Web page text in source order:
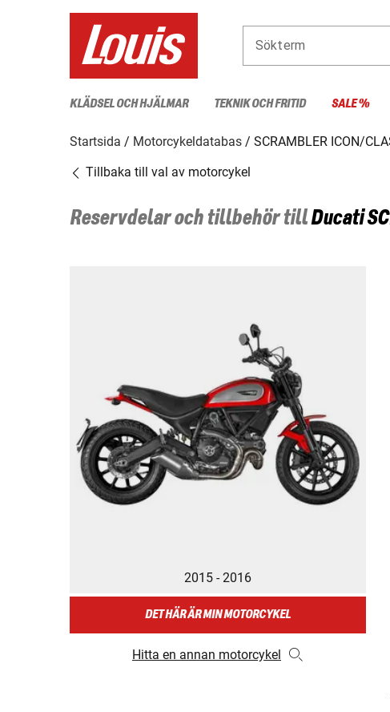
Sökterm
KLÄDSEL OCH HJÄLMAR TEKNIK OCH FRITID SALE %
Startsida Motorcykeldatabas
SCRAMBLER ICON/
Tillbaka till val av motorcykel
Reservdelar och tillbehör tillDucati
2015 - 2016
DET HÄR ÄR MIN MOTORCYKEL
Hitta en annan motorcykel